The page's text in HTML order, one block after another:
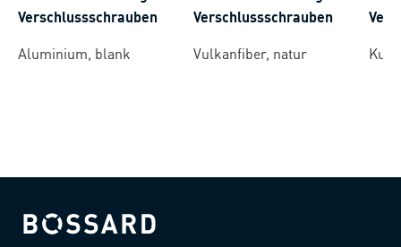
Verschlussschrauben
Aluminium, blank
Verschlussschrauben
Vulkanfiber, natur
Bossard homepage